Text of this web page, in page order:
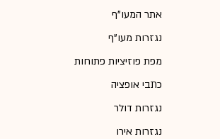
אתר המעו"ף
נגזרות מעו"ף
מפת פוזיציות פתוחות
כתבי אופציה
נגזרות דולר
נגזרות אירו